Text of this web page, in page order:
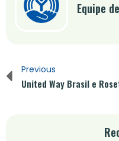
Equipe
Previous